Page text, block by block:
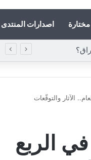
اصدارات المنتدى
الآثار والتوقّعات
في الربع